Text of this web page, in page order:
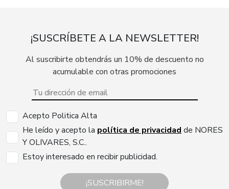
¡SUSCRÍBETE A LA NEWSLETTER!
Al suscribirte obtendrás un 10% de descuento no
acumulable con otras promociones
Acepto Politica Alta
He leído y acepto la política de privacidad de NORES
Y OLIVARES, S.C..
Estoy interesado en recibir publicidad.
¡SUSCRIBIRME!